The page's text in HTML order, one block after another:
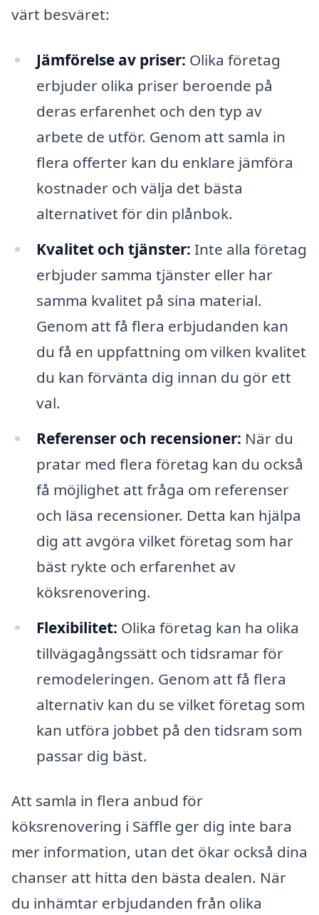
värt besväret:
Jämförelse av priser: Olika företag
erbjuder olika priser beroende på
deras erfarenhet och den typ av
arbete de utför. Genom att samla in
flera offerter kan du enklare jämföra
kostnader och välja det bästa
alternativet för din plånbok.
Kvalitet och tjänster: Inte alla företag
erbjuder samma tjänster eller har
samma kvalitet på sina material.
Genom att få flera erbjudanden kan
du få en uppfattning om vilken kvalitet
du kan förvänta dig innan du gör ett
val.
Referenser och recensioner: När du
pratar med flera företag kan du också
få möjlighet att fråga om referenser
och läsa recensioner. Detta kan hjälpa
dig att avgöra vilket företag som har
bäst rykte och erfarenhet av
köksrenovering.
Flexibilitet: Olika företag kan ha olika
tillvägagångssätt och tidsramar för
remodeleringen. Genom att få flera
alternativ kan du se vilket företag som
kan utföra jobbet på den tidsram som
passar dig bäst.
Att samla in flera anbud för
köksrenovering i Säffle ger dig inte bara
mer information, utan det ökar också dina
chanser att hitta den bästa dealen. När
du inhämtar erbjudanden från olika